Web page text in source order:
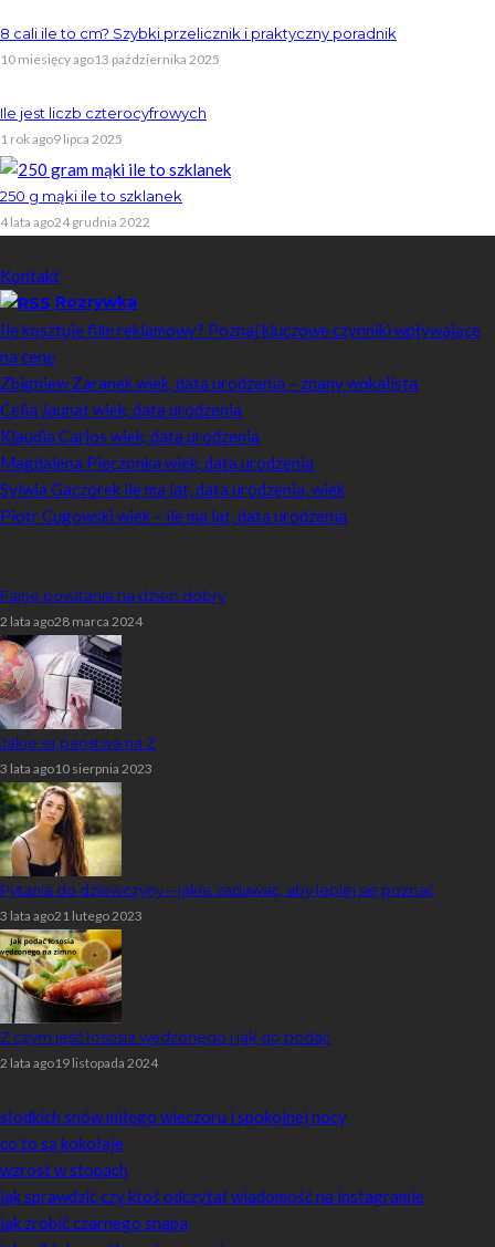
8 cali ile to cm? Szybki przelicznik i praktyczny poradnik
10 miesięcy ago13 października 2025
Ile jest liczb czterocyfrowych
1 rok ago9 lipca 2025
250 g mąki ile to szklanek
4 lata ago24 grudnia 2022
Kontakt
Rozrywka
Ile kosztuje film reklamowy? Poznaj kluczowe czynniki wpływające
na cenę
Zbigniew Zaranek wiek, data urodzenia – znany wokalista
Celia Jaunat wiek, data urodzenia
Klaudia Carlos wiek, data urodzenia
Magdalena Pieczonka wiek, data urodzenia
Sylwia Gaczorek ile ma lat, data urodzenia, wiek
Piotr Cugowski wiek – ile ma lat, data urodzenia
Fajne powitania na dzień dobry
2 lata ago28 marca 2024
Jakie są państwa na Z
3 lata ago10 sierpnia 2023
Pytania do dziewczyny – jakie zadawać, aby lepiej się poznać
3 lata ago21 lutego 2023
Z czym jeść łososia wędzonego i jak go podać
2 lata ago19 listopada 2024
słodkich snów miłego wieczoru i spokojnej nocy
co to są kokołaje
wzrost w stopach
jak sprawdzić czy ktoś odczytał wiadomość na instagramie
jak zrobić czarnego snapa